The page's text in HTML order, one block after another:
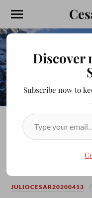
INICIO EN
JULIOCESAR20200413
Discover
Subscribe now to